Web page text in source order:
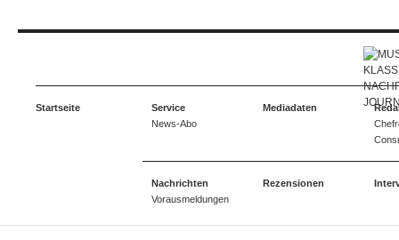
Startseite
Service
News-Abo
Mediadaten
Nachrichten
Vorausmeldungen
Rezensionen